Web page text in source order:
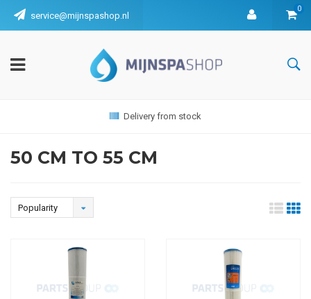
service@mijnspashop.nl
0
Delivery from stock
50 CM TO 55 CM
Popularity